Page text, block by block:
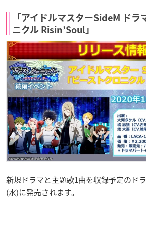
「アイドルマスターSideM ドラ
ニクル Risin’Soul」
新規ドラマと主題歌1曲を収録予定のド
(水)に発売されます。